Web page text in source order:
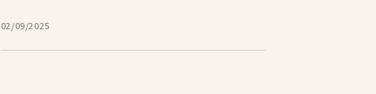
02/09/2025